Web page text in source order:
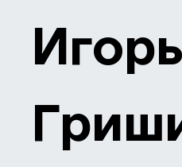
Игорь